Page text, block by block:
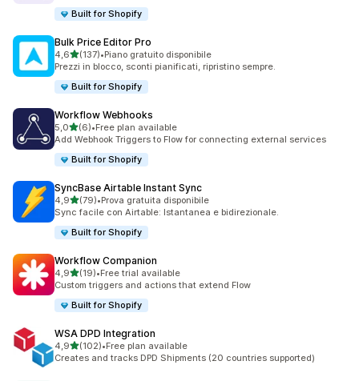
Built for Shopify
Bulk Price Editor Pro
4,6stelle su 5
(137)
137 recensioni totali
•Piano gratuito disponibile
Prezzi in blocco, sconti pianificati, ripristino sempre.
Built for Shopify
Workflow Webhooks
5,0stelle su 5
(6)
6 recensioni totali
•Free plan available
Add Webhook Triggers to Flow for connecting external services
Built for Shopify
SyncBase Airtable Instant Sync
4,9stelle su 5
(79)
79 recensioni totali
•Prova gratuita disponibile
Sync facile con Airtable: Istantanea e bidirezionale.
Built for Shopify
Workflow Companion
4,9stelle su 5
(19)
19 recensioni totali
•Free trial available
Custom triggers and actions that extend Flow
Built for Shopify
WSA DPD Integration
4,9stelle su 5
(102)
102 recensioni totali
•Free plan available
Creates and tracks DPD Shipments (20 countries supported)